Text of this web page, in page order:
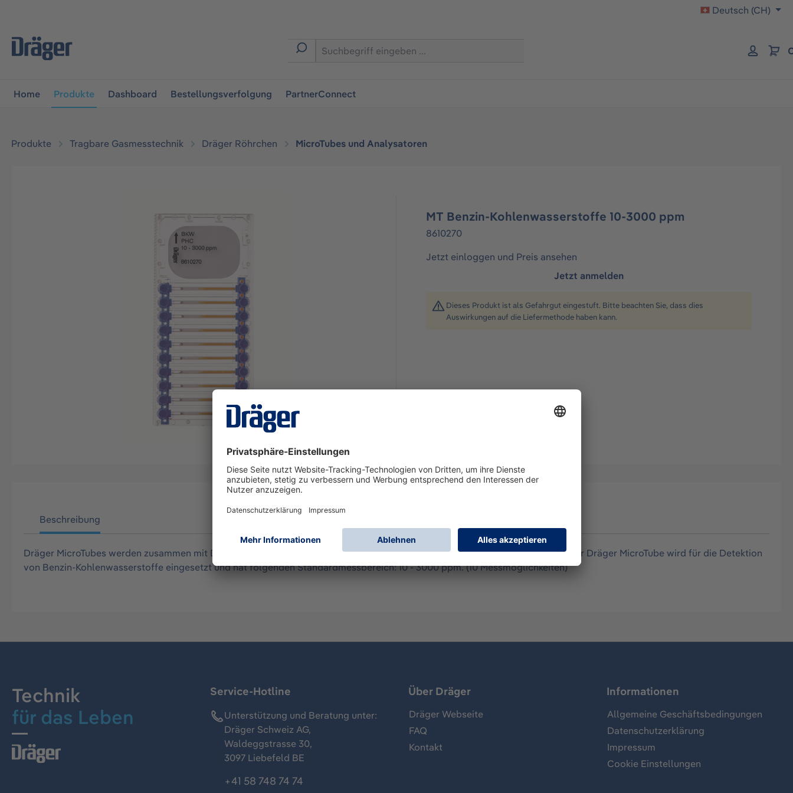
Deutsch (CH)
Home Produkte Dashboard Bestellungsverfolgung PartnerConnect
Produkte Tragbare Gasmesstechnik Dräger Röhrchen MicroTubes und Analysatoren
MT Benzin-Kohlenwasserstoffe 10-3000 ppm
8610270
Jetzt einloggen und Preis ansehen
Jetzt anmelden
Dieses Produkt ist als Gefahrgut eingestuft. Bitte beachten Sie, dass dies
Auswirkungen auf die Liefermethode haben kann.
Beschreibung
Dräger MicroTubes werden zusammen mit Dräger X-act 7000 für Messungen von Gasen und Dämpfen in Luft, verwendet. Dieser Dräger MicroTube wird für die Detektion
von Benzin-Kohlenwasserstoffe eingesetzt und hat folgenden Standardmessbereich: 10 - 3000 ppm. (10 Messmöglichkeiten)
Technik
für das Leben
Service-Hotline
Unterstützung und Beratung unter:
Dräger Schweiz AG,
Waldeggstrasse 30,
3097 Liebefeld BE
+41 58 748 74 74
Über Dräger
Dräger Webseite
FAQ
Kontakt
Informationen
Allgemeine Geschäftsbedingungen
Datenschutzerklärung
Impressum
Cookie Einstellungen